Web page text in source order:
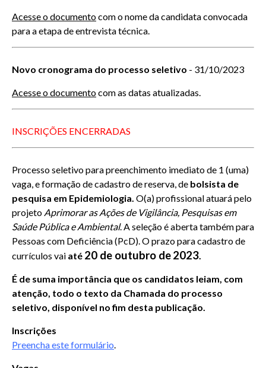
Acesse o documentocom o nome da candidata convocada
para a etapa de entrevista técnica.
Novo cronograma do processo seletivo - 31/10/2023
Acesse o documentocom as datas atualizadas.
INSCRIÇÕES ENCERRADAS
Processo seletivo para preenchimento imediato de 1 (uma)
vaga, e formação de cadastro de reserva, de bolsista de
pesquisa em Epidemiologia. O(a) profissional atuará pelo
projeto Aprimorar as Ações de Vigilância, Pesquisas em
Saúde Pública e Ambiental. A seleção é aberta também para
Pessoas com Deficiência (PcD). O prazo para cadastro de
currículos vai até 20 de outubro de2023.
É de suma importância que os candidatos leiam, com
atenção, todo o texto da Chamada do processo
seletivo, disponível no fim desta publicação.
Inscrições
Preencha este formulário.